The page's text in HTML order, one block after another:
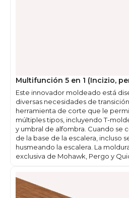
Multifunción 5 en 1 (Incizio,
Este innovador moldeado está
diversas necesidades de
herramienta de corte que le
múltiples tipos, incluyendo T-
y umbral de alfombra. Cuando se
de la base de la escalera, incluso
husmeando la escalera. La
exclusiva de Mohawk, Pergo y